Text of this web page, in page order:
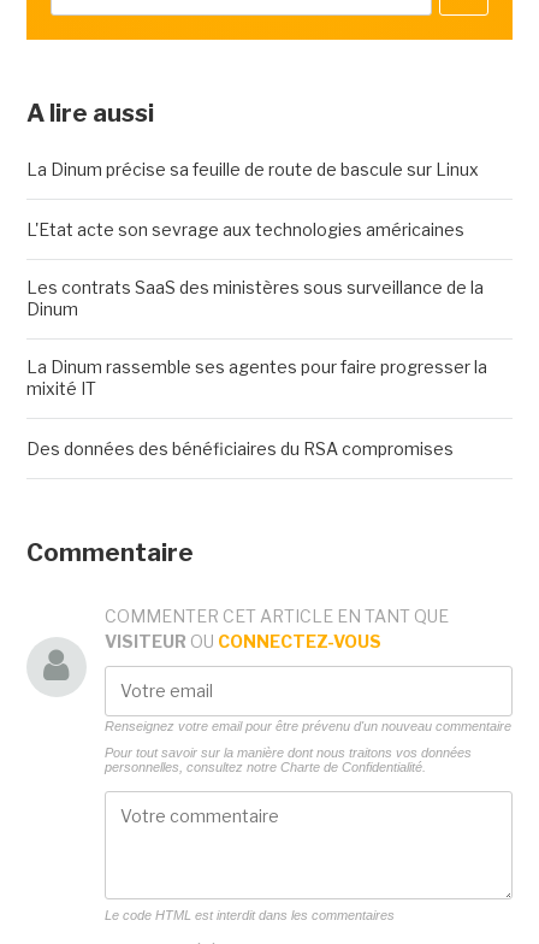
A lire aussi
La Dinum précise sa feuille de route de bascule sur Linux
L'Etat acte son sevrage aux technologies américaines
Les contrats SaaS des ministères sous surveillance de la
Dinum
La Dinum rassemble ses agentes pour faire progresser la
mixité IT
Des données des bénéficiaires du RSA compromises
Commentaire
COMMENTER CET ARTICLE EN TANT QUE
VISITEUR OU CONNECTEZ-VOUS
Renseignez votre email pour être prévenu d'un nouveau commentaire
Pour tout savoir sur la manière dont nous traitons vos données
personnelles, consultez notre Charte de Confidentialité.
Le code HTML est interdit dans les commentaires